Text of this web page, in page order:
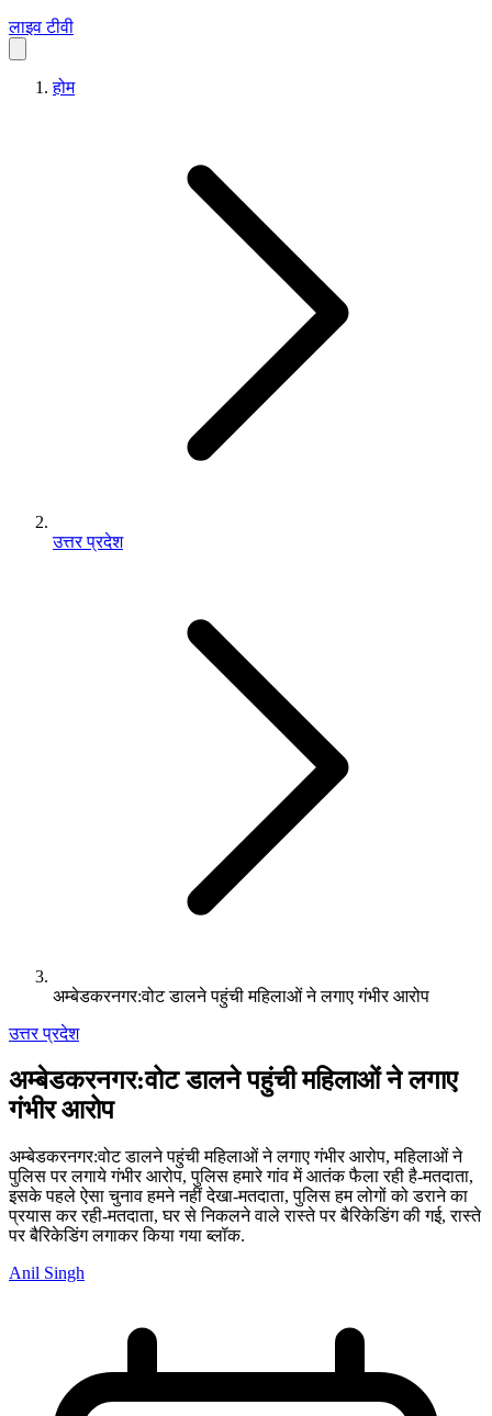
लाइव टीवी
होम
उत्तर प्रदेश
अम्बेडकरनगर:वोट डालने पहुंची महिलाओं ने लगाए गंभीर आरोप
उत्तर प्रदेश
अम्बेडकरनगर:वोट डालने पहुंची महिलाओं ने लगाए
गंभीर आरोप
अम्बेडकरनगर:वोट डालने पहुंची महिलाओं ने लगाए गंभीर आरोप, महिलाओं ने
पुलिस पर लगाये गंभीर आरोप, पुलिस हमारे गांव में आतंक फैला रही है-मतदाता,
इसके पहले ऐसा चुनाव हमने नहीं देखा-मतदाता, पुलिस हम लोगों को डराने का
प्रयास कर रही-मतदाता, घर से निकलने वाले रास्ते पर बैरिकेडिंग की गई, रास्ते
पर बैरिकेडिंग लगाकर किया गया ब्लॉक.
Anil Singh